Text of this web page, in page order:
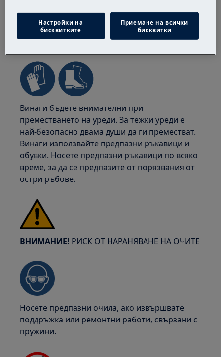
ВНИМАНИЕ!РИСК ОТ НАРАНЯВАНЕ
Винаги бъдете внимателни при
преместването на уреди. За тежки уреди е
най-безопасно двама души да ги преместват.
Винаги използвайте предпазни ръкавици и
обувки. Носете предпазни ръкавици по всяко
време, за да се предпазите от порязвания от
остри ръбове.
ВНИМАНИЕ! РИСК ОТ НАРАНЯВАНЕ НА ОЧИТЕ
Носете предпазни очила, ако извършвате
поддръжка или ремонтни работи, свързани с
пружини.
Настройки на
бисквитките
Приемане на всички
бисквитки